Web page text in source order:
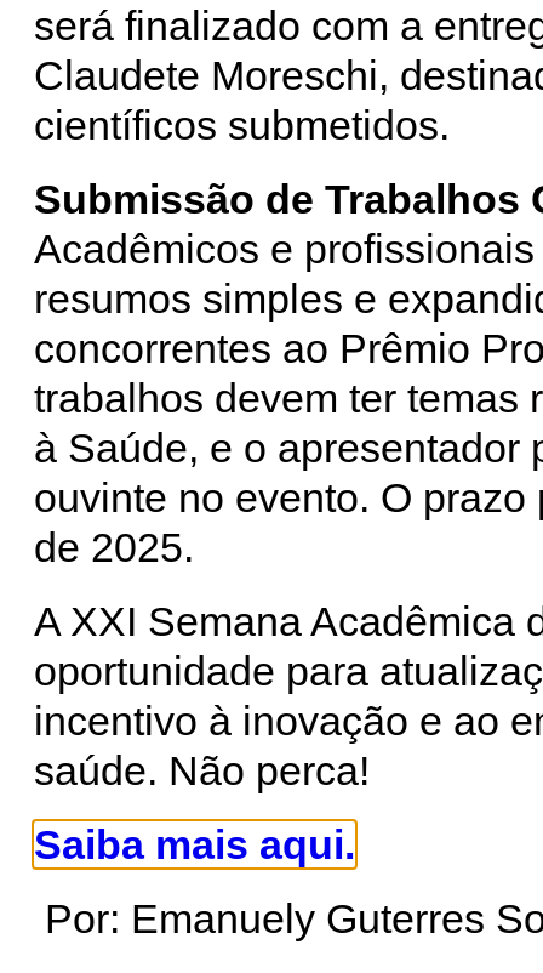
será finalizado com a
Claudete Moreschi,
científicos submetidos.
Submissão de Trabalhos
Acadêmicos e
resumos simples e
concorrentes ao Prêmio
trabalhos devem ter temas
à Saúde, e o apresentador
ouvinte no evento. O
de 2025.
A XXI Semana Acadêmica
oportunidade para
incentivo à inovação e ao
saúde. Não perca!
Saiba mais aqui.
Por: Emanuely Guterres